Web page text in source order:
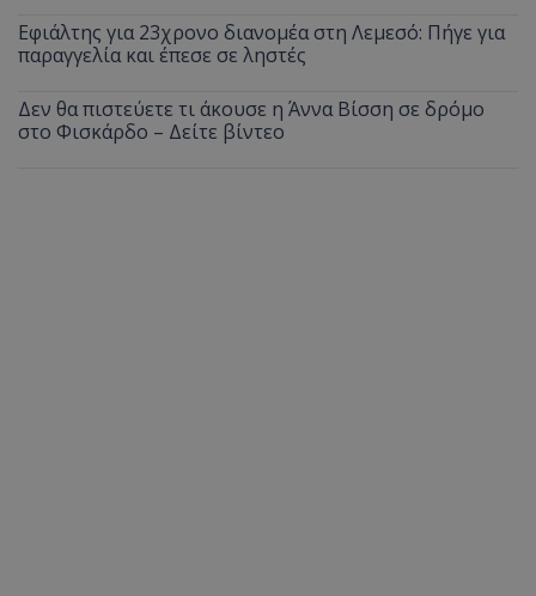
Εφιάλτης για 23χρονο διανομέα στη Λεμεσό: Πήγε για
παραγγελία και έπεσε σε ληστές
Δεν θα πιστεύετε τι άκουσε η Άννα Βίσση σε δρόμο
στο Φισκάρδο – Δείτε βίντεο